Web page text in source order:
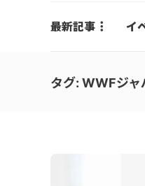
最新記事 イ
タグ: WWFジャ